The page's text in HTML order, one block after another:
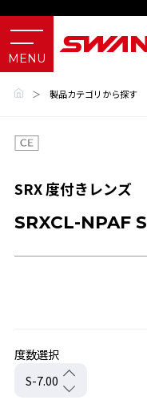
＞ 製品カテゴリから探す
SRX 度付きレンズ
SRXCL-NPAF
度数選択